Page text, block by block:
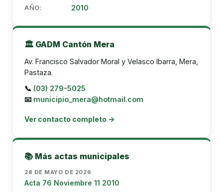
AÑO: 2010
🏛️ GADM Cantón Mera
Av. Francisco Salvador Moral y Velasco Ibarra, Mera,
Pastaza.
📞 (03) 279-5025
📧 municipio_mera@hotmail.com
Ver contacto completo →
📚 Más actas municipales
28 DE MAYO DE 2026
Acta 76 Noviembre 11 2010